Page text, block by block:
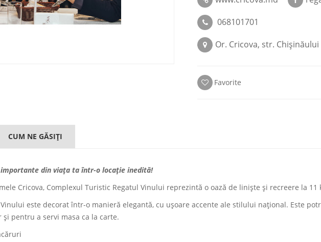
068101701
Or. Cricova, str. Chișinăului
Favorite
CUM NE GĂSIŢI
din viața ta într-o locație inedită!
Cricova, Complexul Turistic Regatul Vinului reprezintă o oază de liniște și recreere la
este decorat într-o manieră elegantă, cu ușoare accente ale stilului național. Este
pentru a servi masa ca la carte.